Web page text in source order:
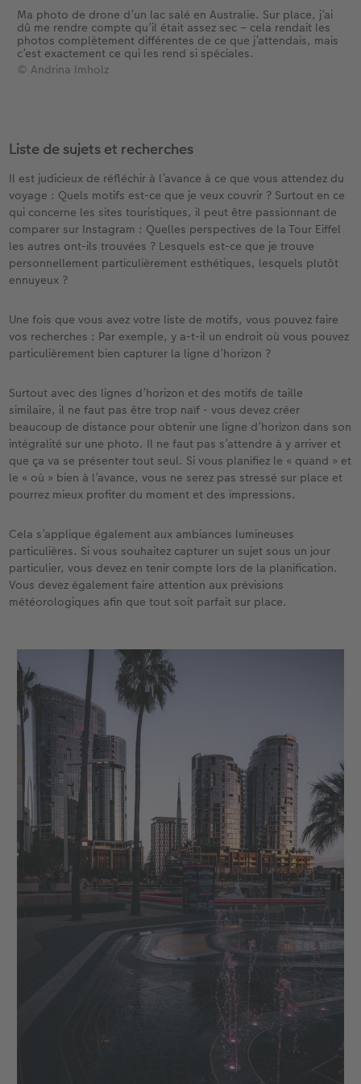
Accessoires
CEWE myPhotos
Accessoires
Nouveautés
Ma photo de drone d’un lac salé en Australie. Sur place, j’ai
dû me rendre compte qu’il était assez sec – cela rendait les
photos complètement différentes de ce que j’attendais, mais
c’est exactement ce qui les rend si spéciales.
© Andrina Imholz
Liste de sujets et recherches
Il est judicieux de réfléchir à l’avance à ce que vous attendez du
voyage : Quels motifs est-ce que je veux couvrir ? Surtout en ce
qui concerne les sites touristiques, il peut être passionnant de
comparer sur Instagram : Quelles perspectives de la Tour Eiffel
les autres ont-ils trouvées ? Lesquels est-ce que je trouve
personnellement particulièrement esthétiques, lesquels plutôt
ennuyeux ?
Une fois que vous avez votre liste de motifs, vous pouvez faire
vos recherches : Par exemple, y a-t-il un endroit où vous pouvez
particulièrement bien capturer la ligne d’horizon ?
Surtout avec des lignes d’horizon et des motifs de taille
similaire, il ne faut pas être trop naïf - vous devez créer
beaucoup de distance pour obtenir une ligne d’horizon dans son
intégralité sur une photo. Il ne faut pas s’attendre à y arriver et
que ça va se présenter tout seul. Si vous planifiez le « quand » et
le « où » bien à l’avance, vous ne serez pas stressé sur place et
pourrez mieux profiter du moment et des impressions.
Cela s’applique également aux ambiances lumineuses
particulières. Si vous souhaitez capturer un sujet sous un jour
particulier, vous devez en tenir compte lors de la planification.
Vous devez également faire attention aux prévisions
météorologiques afin que tout soit parfait sur place.